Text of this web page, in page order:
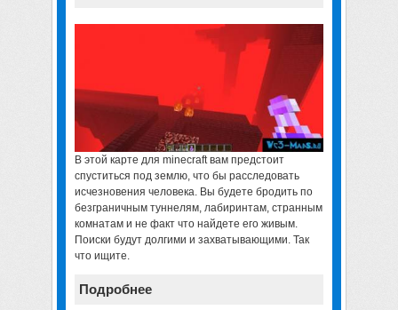
В этой карте для minecraftвам предстоит
спуститься под землю, что бы расследовать
исчезновения человека. Вы будете бродить по
безграничным туннелям, лабиринтам, странным
комнатам и не факт что найдете его живым.
Поиски будут долгими и захватывающими. Так
что ищите.
Подробнее